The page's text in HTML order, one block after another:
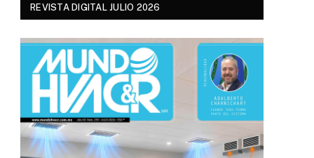
REVISTA DIGITAL JULIO 2026